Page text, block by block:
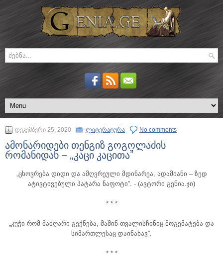
დეკემბერი 25, 2020 ლიტერატურა No comments
ამონარიდები თენგიზ გოგოლაძის
რომანიდან – „კაცი კაცითა”
„ცხოვრება დიდი და ამღვრეული მდინარეა, ადამიანი – ზედ
ატივტივებული პატარა ნაფოტი”. - (ავტორი გენია.ჯი)
* * *
„კუჭი რომ მაძღარი გექნება, მაშინ თვალისჩინიც მოგემატება და
სიმართლესაც დაინახავ”.
* * *